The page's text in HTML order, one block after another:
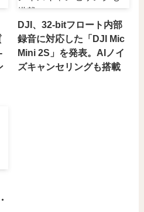
DJI、32-bitフロート内部
録音に対応した「DJI Mic
Mini 2S」を発表。AIノイ
ズキャンセリングも搭載